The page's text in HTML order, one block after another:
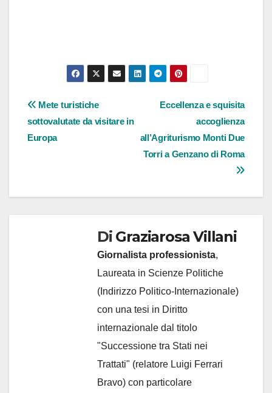
Navigazione
articoli
Eccellenza e squisita
accoglienza
all’Agriturismo Monti Due
Torri a Genzano di Roma
Mete turistiche
sottovalutate da visitare in
Europa
Di Graziarosa Villani
Giornalista professionista,
Laureata in Scienze Politiche
(Indirizzo Politico-Internazionale)
con una tesi in Diritto
internazionale dal titolo
"Successione tra Stati nei
Trattati" (relatore Luigi Ferrari
Bravo) con particolare